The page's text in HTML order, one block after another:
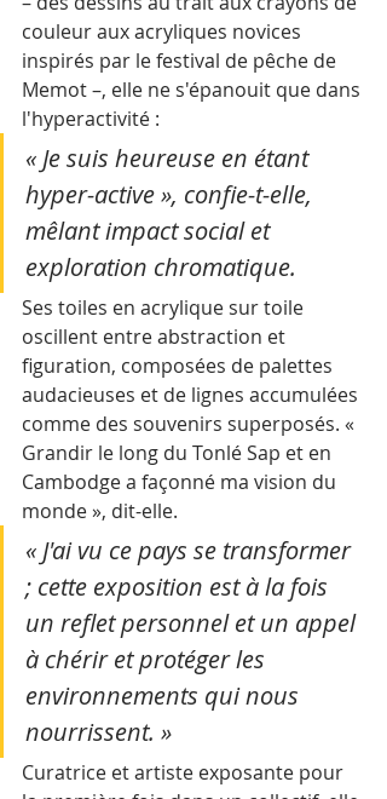
couleur aux acryliques novices
inspirés par le festival de pêche de
Memot –, elle ne s'épanouit que dans
l'hyperactivité :
« Je suis heureuse en étant
hyper-active », confie-t-elle,
mêlant impact social et
exploration chromatique.
Ses toiles en acrylique sur toile
oscillent entre abstraction et
figuration, composées de palettes
audacieuses et de lignes accumulées
comme des souvenirs superposés. «
Grandir le long du Tonlé Sap et en
Cambodge a façonné ma vision du
monde », dit-elle.
« J'ai vu ce pays se transformer
; cette exposition est à la fois
un reflet personnel et un appel
à chérir et protéger les
environnements qui nous
nourrissent. »
Curatrice et artiste exposante pour